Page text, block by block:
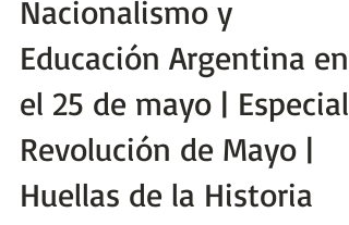
19 may
Nacionalismo y
Educación Argentina en